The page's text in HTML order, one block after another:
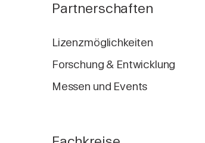
Partnerschaften
Lizenzmöglichkeiten
Forschung & Entwicklung
Messen und Events